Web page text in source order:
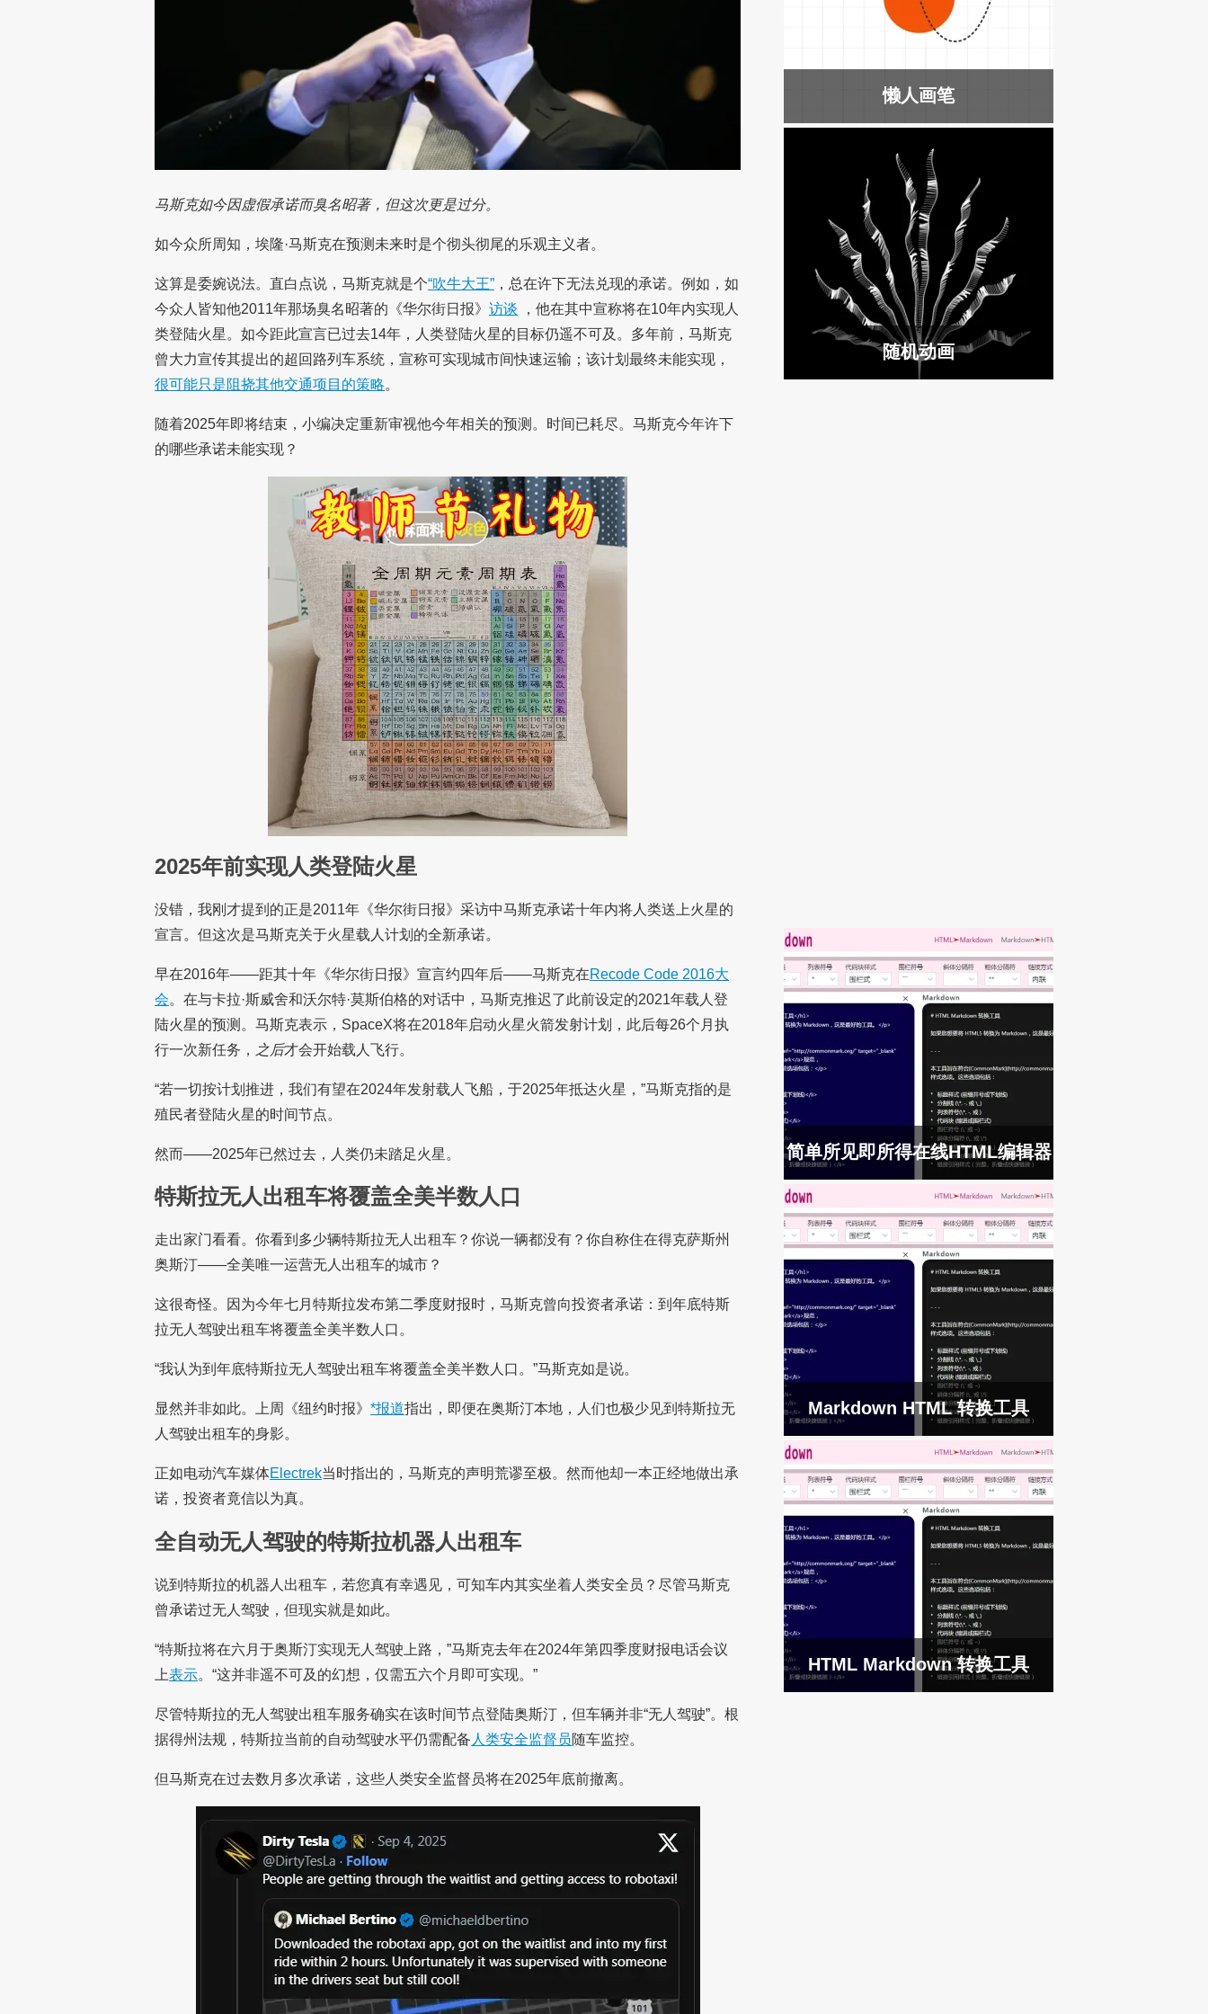
马斯克如今因虚假承诺而臭名昭著，但这次更是过分。
如今众所周知，埃隆·马斯克在预测未来时是个彻头彻尾的乐观主义者。
这算是委婉说法。直白点说，马斯克就是个“吹牛大王” ，总在许下无法兑现的承诺。例如，如
今众人皆知他2011年那场臭名昭著的《华尔街日报》 访谈 ，他在其中宣称将在10年内实现人
类登陆火星。如今距此宣言已过去14年，人类登陆火星的目标仍遥不可及。多年前，马斯克
曾大力宣传其提出的超回路列车系统，宣称可实现城市间快速运输；该计划最终未能实现，
很可能只是阻挠其他交通项目的策略。
随着2025年即将结束，小编决定重新审视他今年相关的预测。时间已耗尽。马斯克今年许下
的哪些承诺未能实现？
2025年前实现人类登陆火星
没错，我刚才提到的正是2011年《华尔街日报》采访中马斯克承诺十年内将人类送上火星的
宣言。但这次是马斯克关于火星载人计划的全新承诺。
早在2016年——距其十年《华尔街日报》宣言约四年后——马斯克在Recode Code 2016大
会。在与卡拉·斯威舍和沃尔特·莫斯伯格的对话中，马斯克推迟了此前设定的2021年载人登
陆火星的预测。马斯克表示，SpaceX将在2018年启动火星火箭发射计划，此后每26个月执
行一次新任务， 之后才会开始载人飞行。
“若一切按计划推进，我们有望在2024年发射载人飞船，于2025年抵达火星，”马斯克指的是
殖民者登陆火星的时间节点。
然而——2025年已然过去，人类仍未踏足火星。
特斯拉无人出租车将覆盖全美半数人口
走出家门看看。你看到多少辆特斯拉无人出租车？你说一辆都没有？你自称住在得克萨斯州
奥斯汀——全美唯一运营无人出租车的城市？
这很奇怪。因为今年七月特斯拉发布第二季度财报时，马斯克曾向投资者承诺：到年底特斯
拉无人驾驶出租车将覆盖全美半数人口。
“我认为到年底特斯拉无人驾驶出租车将覆盖全美半数人口。”马斯克如是说。
显然并非如此。上周《纽约时报》 *报道指出，即便在奥斯汀本地，人们也极少见到特斯拉无
人驾驶出租车的身影。
正如电动汽车媒体Electrek当时指出的，马斯克的声明荒谬至极。然而他却一本正经地做出承
诺，投资者竟信以为真。
全自动无人驾驶的特斯拉机器人出租车
说到特斯拉的机器人出租车，若您真有幸遇见，可知车内其实坐着人类安全员？尽管马斯克
曾承诺过无人驾驶，但现实就是如此。
“特斯拉将在六月于奥斯汀实现无人驾驶上路，”马斯克去年在2024年第四季度财报电话会议
上表示。“这并非遥不可及的幻想，仅需五六个月即可实现。”
尽管特斯拉的无人驾驶出租车服务确实在该时间节点登陆奥斯汀，但车辆并非“无人驾驶”。根
据得州法规，特斯拉当前的自动驾驶水平仍需配备 人类安全监督员随车监控。
但马斯克在过去数月多次承诺，这些人类安全监督员将在2025年底前撤离。
懒人画笔
随机动画
简单所见即所得在线HTML编辑器
Markdown HTML 转换工具
HTML Markdown 转换工具